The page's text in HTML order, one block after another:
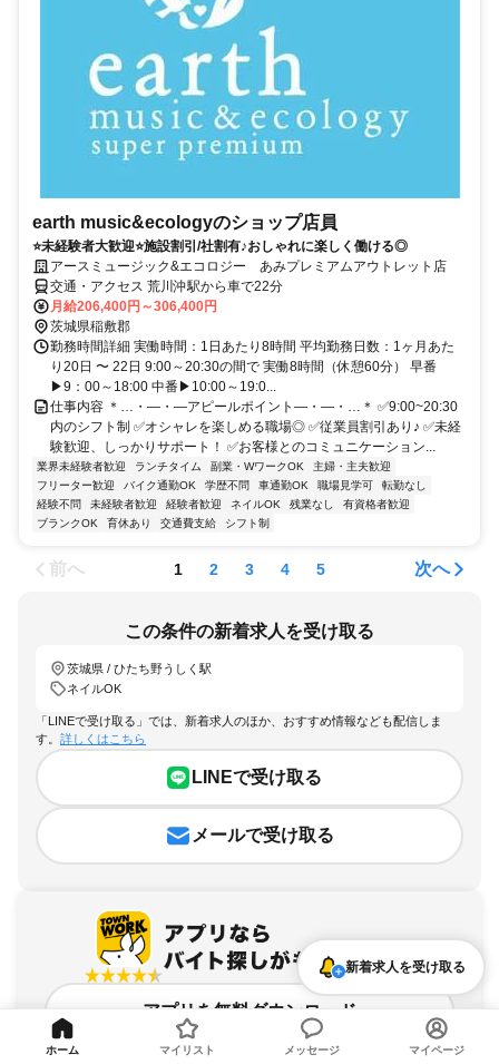
earth music&ecologyのショップ店員
⭐未経験者大歓迎⭐施設割引/社割有♪おしゃれに楽しく働ける◎
アースミュージック&エコロジー あみプレミアムアウトレット店
交通・アクセス 荒川沖駅から車で22分
月給206,400円～306,400円
茨城県稲敷郡
勤務時間詳細 実働時間：1日あたり8時間 平均勤務日数：1ヶ月あた
り20日 〜 22日 9:00～20:30の間で 実働8時間（休憩60分） 早番
▶9：00～18:00 中番▶10:00～19:0...
仕事内容 ＊…・―・―アピールポイント―・―・…＊ ✅9:00~20:30
内のシフト制 ✅オシャレを楽しめる職場◎ ✅従業員割引あり♪ ✅未経
験歓迎、しっかりサポート！ ✅お客様とのコミュニケーション...
業界未経験者歓迎 ランチタイム 副業・WワークOK
主婦・主夫歓迎
フリーター歓迎
バイク通勤OK 学歴不問 車通勤OK 職場見学可
転勤なし
経験不問
未経験者歓迎 経験者歓迎 ネイルOK 残業なし
有資格者歓迎
ブランクOK
育休あり 交通費支給 シフト制
前へ 1 2 3 4 5 次へ
この条件の新着求人を受け取る
茨城県 / ひたち野うしく駅
ネイルOK
「LINEで受け取る」では、新着求人のほか、おすすめ情報なども配信しま
す。 詳しくはこちら
LINEで受け取る
メールで受け取る
アプリを無料ダウンロード
新着求人を受け取る
ホーム マイリスト メッセージ マイページ